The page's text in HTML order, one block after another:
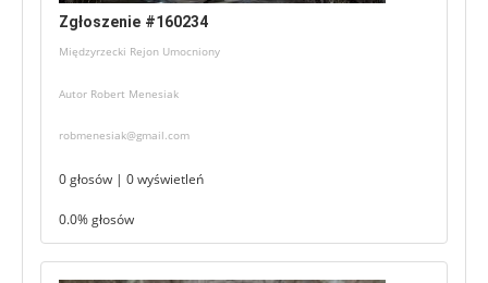
Zgłoszenie #160234
Międzyrzecki Rejon Umocniony
Autor Robert Menesiak
robmenesiak@gmail.com
0 głosów | 0 wyświetleń
0.0% głosów